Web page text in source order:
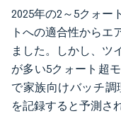
2025年の2～5クォー
トへの適合性からエ
ました。しかし、ツ
が多い5クォート超
で家族向けバッチ調
を記録すると予測さ